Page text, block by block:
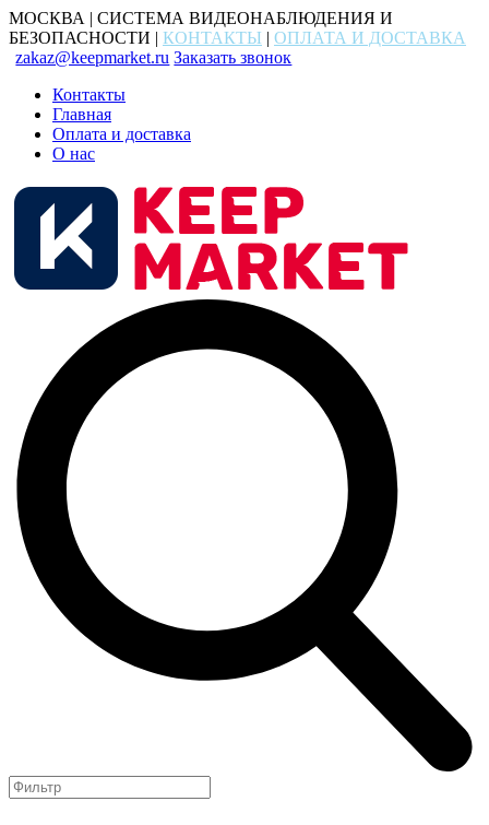
МОСКВА | СИСТЕМА ВИДЕОНАБЛЮДЕНИЯ И
БЕЗОПАСНОСТИ | КОНТАКТЫ | ОПЛАТА И ДОСТАВКА
zakaz@keepmarket.ru Заказать звонок
Контакты
Главная
Оплата и доставка
О нас